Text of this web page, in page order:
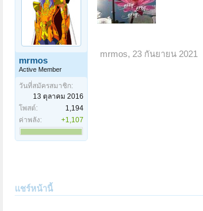
mrmos
Active Member
วันที่สมัครสมาชิก:
13 ตุลาคม 2016
โพสต์:
1,194
ค่าพลัง:
+1,107
mrmos, 23 กันยายน 2021
แชร์หน้านี้